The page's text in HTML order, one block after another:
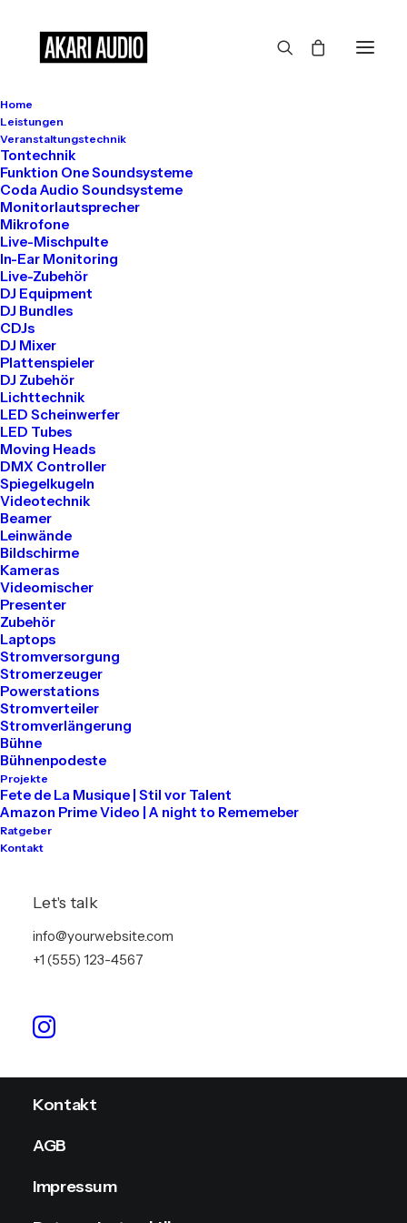
Home
Leistungen
Veranstaltungstechnik
Tontechnik
Funktion One Soundsysteme
Coda Audio Soundsysteme
Monitorlautsprecher
Mikrofone
Live-Mischpulte
In-Ear Monitoring
Live-Zubehör
DJ Equipment
DJ Bundles
CDJs
DJ Mixer
Plattenspieler
DJ Zubehör
Lichttechnik
LED Scheinwerfer
LED Tubes
Moving Heads
DMX Controller
Spiegelkugeln
Videotechnik
Beamer
Leinwände
Bildschirme
Kameras
Videomischer
Presenter
Zubehör
Laptops
Stromversorgung
Stromerzeuger
Powerstations
Stromverteiler
Stromverlängerung
Bühne
Bühnenpodeste
Projekte
Fete de La Musique | Stil vor Talent
Amazon Prime Video | A night to Rememeber
Ratgeber
Kontakt
Let's talk
info@yourwebsite.com
+1 (555) 123-4567
Großes kündigt sich an
Hier bahnt sich etwas Großes an! Unser Shop ist in Arbeit und
wird bald veröffentlicht!
Get in touch
Tel: 030 2000 5441
Mail: info@akari-audio.de
Unser Standort
Akari Events
Bessemerstraße 80
12013 Berlin
Mieten
Tontechnik
Videotechnik
Info
Kontakt
AGB
Impressum